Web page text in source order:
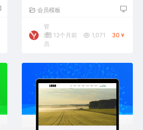
会员模板
管
理
员
12个月前 1,071 30￥